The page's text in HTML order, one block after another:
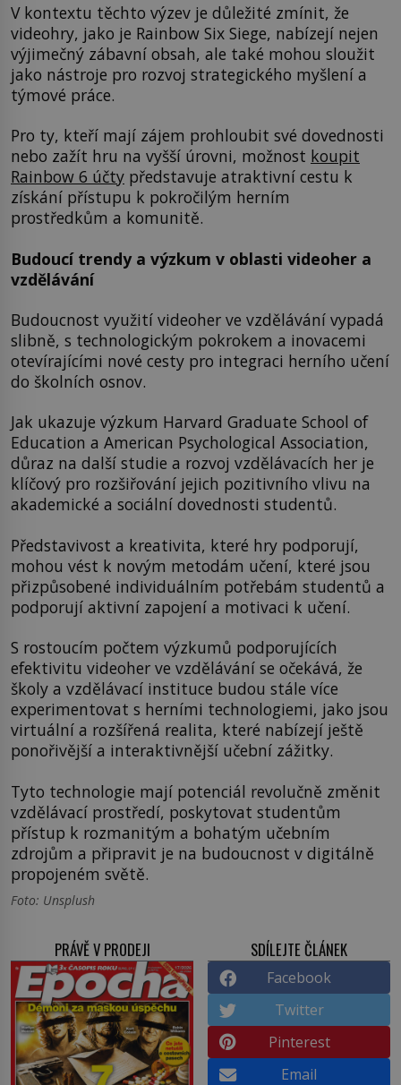
V kontextu těchto výzev je důležité zmínit, že
videohry, jako je Rainbow Six Siege, nabízejí nejen
výjimečný zábavní obsah, ale také mohou sloužit
jako nástroje pro rozvoj strategického myšlení a
týmové práce.
Pro ty, kteří mají zájem prohloubit své dovednosti
nebo zažít hru na vyšší úrovni, možnost koupit
Rainbow 6 účty představuje atraktivní cestu k
získání přístupu k pokročilým herním
prostředkům a komunitě.
Budoucí trendy a výzkum v oblasti videoher a
vzdělávání
Budoucnost využití videoher ve vzdělávání vypadá
slibně, s technologickým pokrokem a inovacemi
otevírajícími nové cesty pro integraci herního učení
do školních osnov.
Jak ukazuje výzkum Harvard Graduate School of
Education a American Psychological Association,
důraz na další studie a rozvoj vzdělávacích her je
klíčový pro rozšiřování jejich pozitivního vlivu na
akademické a sociální dovednosti studentů.
Představivost a kreativita, které hry podporují,
mohou vést k novým metodám učení, které jsou
přizpůsobené individuálním potřebám studentů a
podporují aktivní zapojení a motivaci k učení.
S rostoucím počtem výzkumů podporujících
efektivitu videoher ve vzdělávání se očekává, že
školy a vzdělávací instituce budou stále více
experimentovat s herními technologiemi, jako jsou
virtuální a rozšířená realita, které nabízejí ještě
ponořivější a interaktivnější učební zážitky.
Tyto technologie mají potenciál revolučně změnit
vzdělávací prostředí, poskytovat studentům
přístup k rozmanitým a bohatým učebním
zdrojům a připravit je na budoucnost v digitálně
propojeném světě.
Foto: Unsplush
PRÁVĚ V PRODEJI SDÍLEJTE ČLÁNEK
Facebook
Twitter
Pinterest
Email